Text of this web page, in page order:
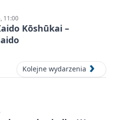
11:00
Kōshūkai –
Kolejne wydarzenia